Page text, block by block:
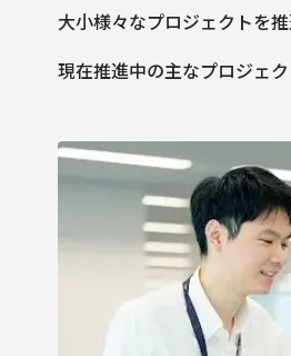
大小様々なプロジェクトを推
現在推進中の主なプロジェク